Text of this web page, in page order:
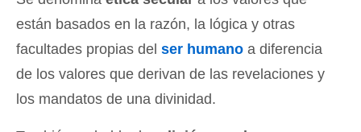
están basados en la razón, la lógica y otras
facultades propias del ser humano a diferencia
de los valores que derivan de las revelaciones y
los mandatos de una divinidad.